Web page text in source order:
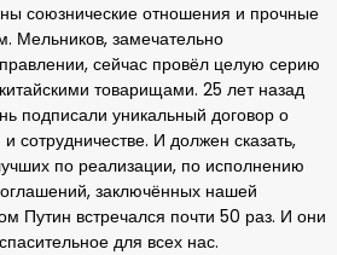
союзнические отношения и прочные
Мельников, замечательно
сейчас провёл целую серию
товарищами. 25 лет назад
подписали уникальный договор о
сотрудничестве. И должен сказать,
по реализации, по исполнению
заключённых нашей
Путин встречался почти 50 раз. И они
для всех нас.